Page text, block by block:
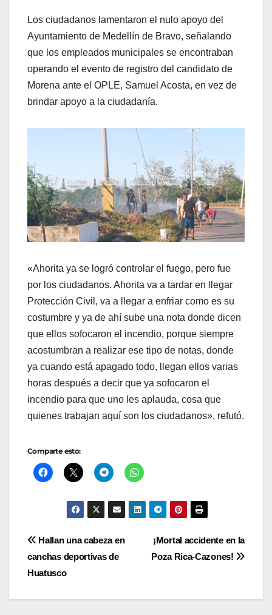
Los ciudadanos lamentaron el nulo apoyo del
Ayuntamiento de Medellín de Bravo, señalando
que los empleados municipales se encontraban
operando el evento de registro del candidato de
Morena ante el OPLE, Samuel Acosta, en vez de
brindar apoyo a la ciudadanía.
«Ahorita ya se logró controlar el fuego, pero fue
por los ciudadanos. Ahorita va a tardar en llegar
Protección Civil, va a llegar a enfriar como es su
costumbre y ya de ahí sube una nota donde dicen
que ellos sofocaron el incendio, porque siempre
acostumbran a realizar ese tipo de notas, donde
ya cuando está apagado todo, llegan ellos varias
horas después a decir que ya sofocaron el
incendio para que uno les aplauda, cosa que
quienes trabajan aquí son los ciudadanos», refutó.
Comparte esto:
Navegación
de
entradas
¡Mortal accidente en la
Poza Rica-Cazones!
Hallan una cabeza en
canchas deportivas de
Huatusco